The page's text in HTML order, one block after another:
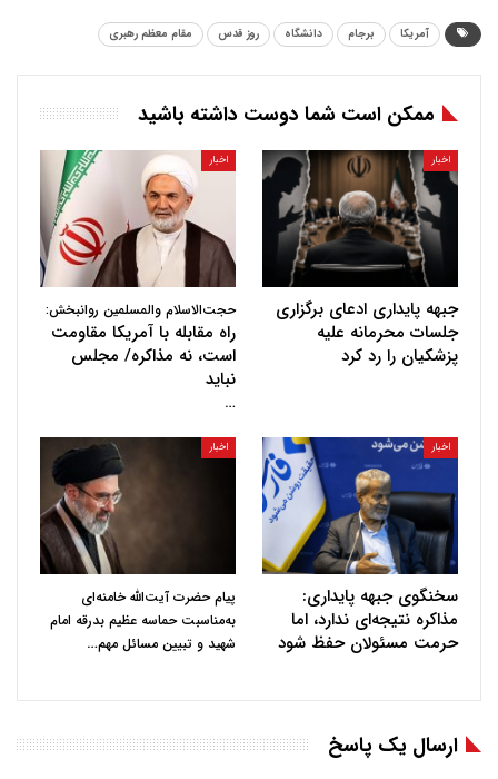
آمریکا برجام دانشگاه روز قدس مقام معظم رهبری
ممکن است شما دوست داشته باشید
اخبار
جبهه پایداری ادعای برگزاری
جلسات محرمانه علیه
پزشکیان را رد کرد
اخبار
حجت‌الاسلام والمسلمین روانبخش:
راه مقابله با آمریکا مقاومت
است، نه مذاکره/ مجلس
نباید
…
اخبار
سخنگوی جبهه پایداری:
مذاکره نتیجه‌ای ندارد، اما
حرمت مسئولان حفظ شود
اخبار
پیام حضرت آیت‌الله خامنه‌ای
به‌مناسبت حماسه عظیم بدرقه امام
شهید و تبیین مسائل مهم…
ارسال یک پاسخ